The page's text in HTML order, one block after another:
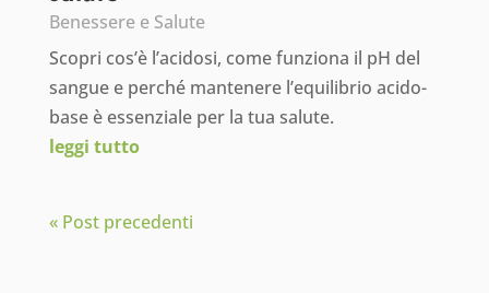
Benessere e Salute
Scopri cos’è l’acidosi, come funziona il pH del
sangue e perché mantenere l’equilibrio acido-
base è essenziale per la tua salute.
leggi tutto
« Post precedenti